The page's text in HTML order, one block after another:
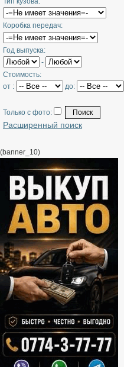
Коробка передач:
Год выпуска:
-
Стоимость:
от :
до:
Только с фото:
Расширенный поиск
(banner_10)